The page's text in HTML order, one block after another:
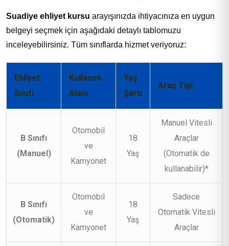
Suadiye ehliyet kursu arayışınızda ihtiyacınıza en uygun
belgeyi seçmek için aşağıdaki detaylı tablomuzu
inceleyebilirsiniz. Tüm sınıflarda hizmet veriyoruz:
Ehliyet
Sınıfı
Kullanım
Alanı
Yaş
Şartı
Araç Tipi
B Sınıfı
(Manuel)
Otomobil
ve
Kamyonet
18
Yaş
Manuel Vitesli
Araçlar
(Otomatik de
kullanabilir)*
B Sınıfı
(Otomatik)
Otomobil
ve
Kamyonet
18
Yaş
Sadece
Otomatik Vitesli
Araçlar